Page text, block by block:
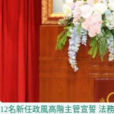
12名新任政風高階主管宣誓 法